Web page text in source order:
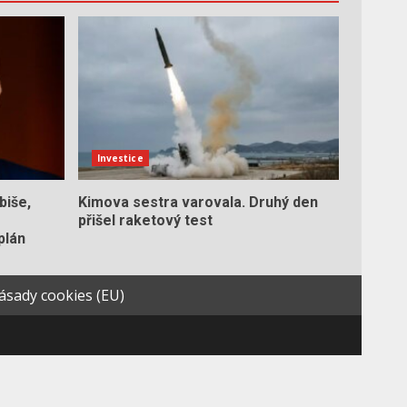
Investice
Kimova sestra varovala. Druhý den
přišel raketový test
cookies (EU)